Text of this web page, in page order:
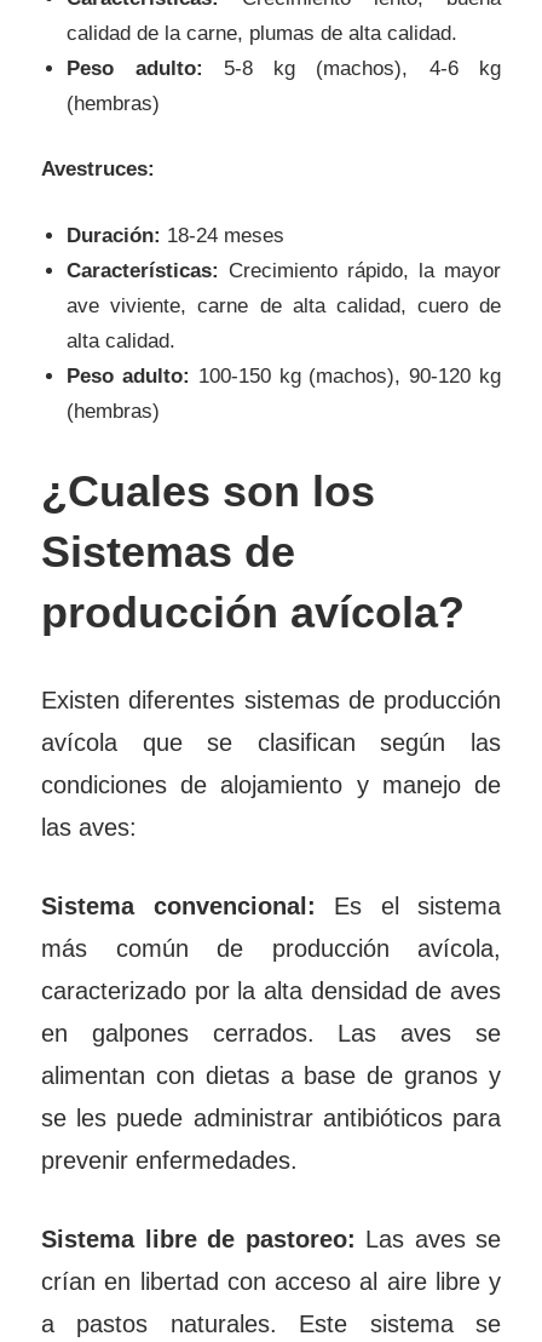
calidad de la carne, plumas de alta calidad.
Peso adulto: 5-8 kg (machos), 4-6 kg
(hembras)
Avestruces:
Duración: 18-24 meses
Características: Crecimiento rápido, la mayor
ave viviente, carne de alta calidad, cuero de
alta calidad.
Peso adulto: 100-150 kg (machos), 90-120 kg
(hembras)
¿Cuales son los
Sistemas de
producción avícola?
Existen diferentes sistemas de producción
avícola que se clasifican según las
condiciones de alojamiento y manejo de
las aves:
Sistema convencional: Es el sistema
más común de producción avícola,
caracterizado por la alta densidad de aves
en galpones cerrados. Las aves se
alimentan con dietas a base de granos y
se les puede administrar antibióticos para
prevenir enfermedades.
Sistema libre de pastoreo: Las aves se
crían en libertad con acceso al aire libre y
a pastos naturales. Este sistema se